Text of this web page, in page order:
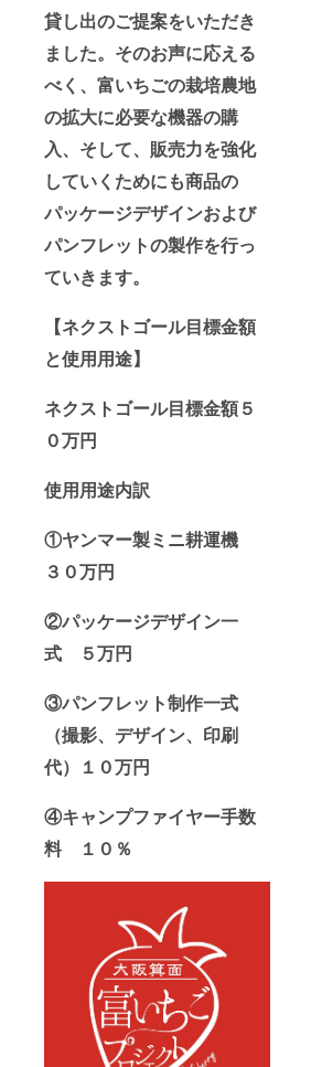
貸し出のご提案をいただき
ました。そのお声に応える
べく、富いちごの栽培農地
の拡大に必要な機器の購
入、そして、販売力を強化
していくためにも商品の
パッケージデザインおよび
パンフレットの製作を行っ
ていきます。
【ネクストゴール目標金額
と使用用途】
ネクストゴール目標金額５
０万円
使用用途内訳
①ヤンマー製ミニ耕運機
３０万円
②パッケージデザイン一
式 ５万円
③パンフレット制作一式
（撮影、デザイン、印刷
代）１０万円
④キャンプファイヤー手数
料 １０％